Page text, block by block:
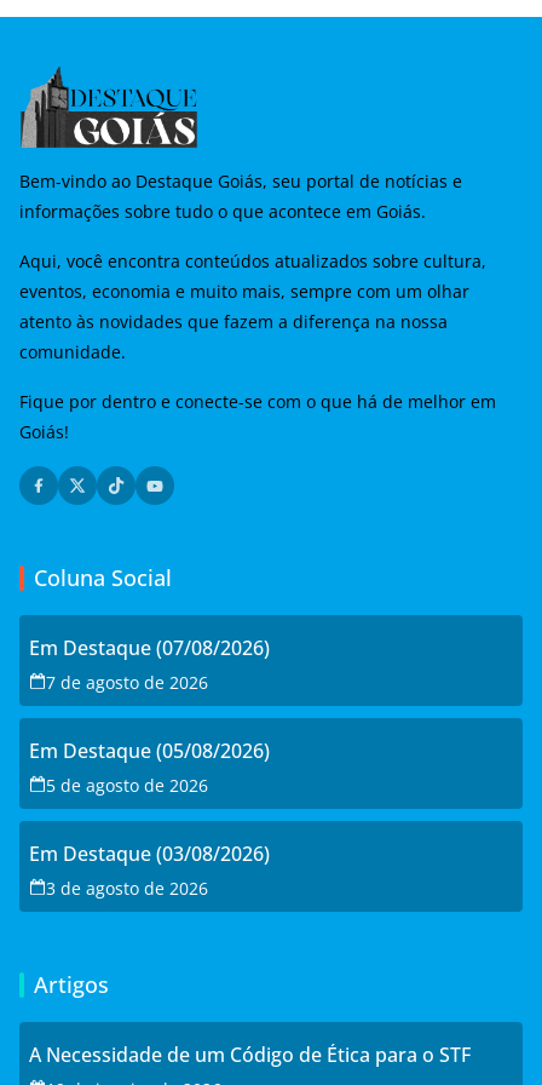
Bem-vindo ao Destaque Goiás, seu portal de notícias e
informações sobre tudo o que acontece em Goiás.
Aqui, você encontra conteúdos atualizados sobre cultura,
eventos, economia e muito mais, sempre com um olhar
atento às novidades que fazem a diferença na nossa
comunidade.
Fique por dentro e conecte-se com o que há de melhor em
Goiás!
Coluna Social
Em Destaque (07/08/2026)
7 de agosto de 2026
Em Destaque (05/08/2026)
5 de agosto de 2026
Em Destaque (03/08/2026)
3 de agosto de 2026
Artigos
A Necessidade de um Código de Ética para o STF